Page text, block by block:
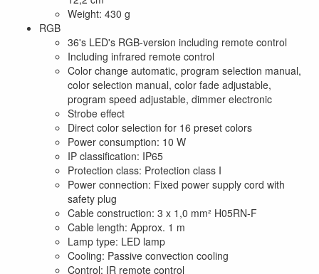
Weight: 430 g
RGB
36's LED's RGB-version including remote control
Including infrared remote control
Color change automatic, program selection manual,
color selection manual, color fade adjustable,
program speed adjustable, dimmer electronic
Strobe effect
Direct color selection for 16 preset colors
Power consumption: 10 W
IP classification: IP65
Protection class: Protection class I
Power connection: Fixed power supply cord with
safety plug
Cable construction: 3 x 1,0 mm² H05RN-F
Cable length: Approx. 1 m
Lamp type: LED lamp
Cooling: Passive convection cooling
Control: IR remote control